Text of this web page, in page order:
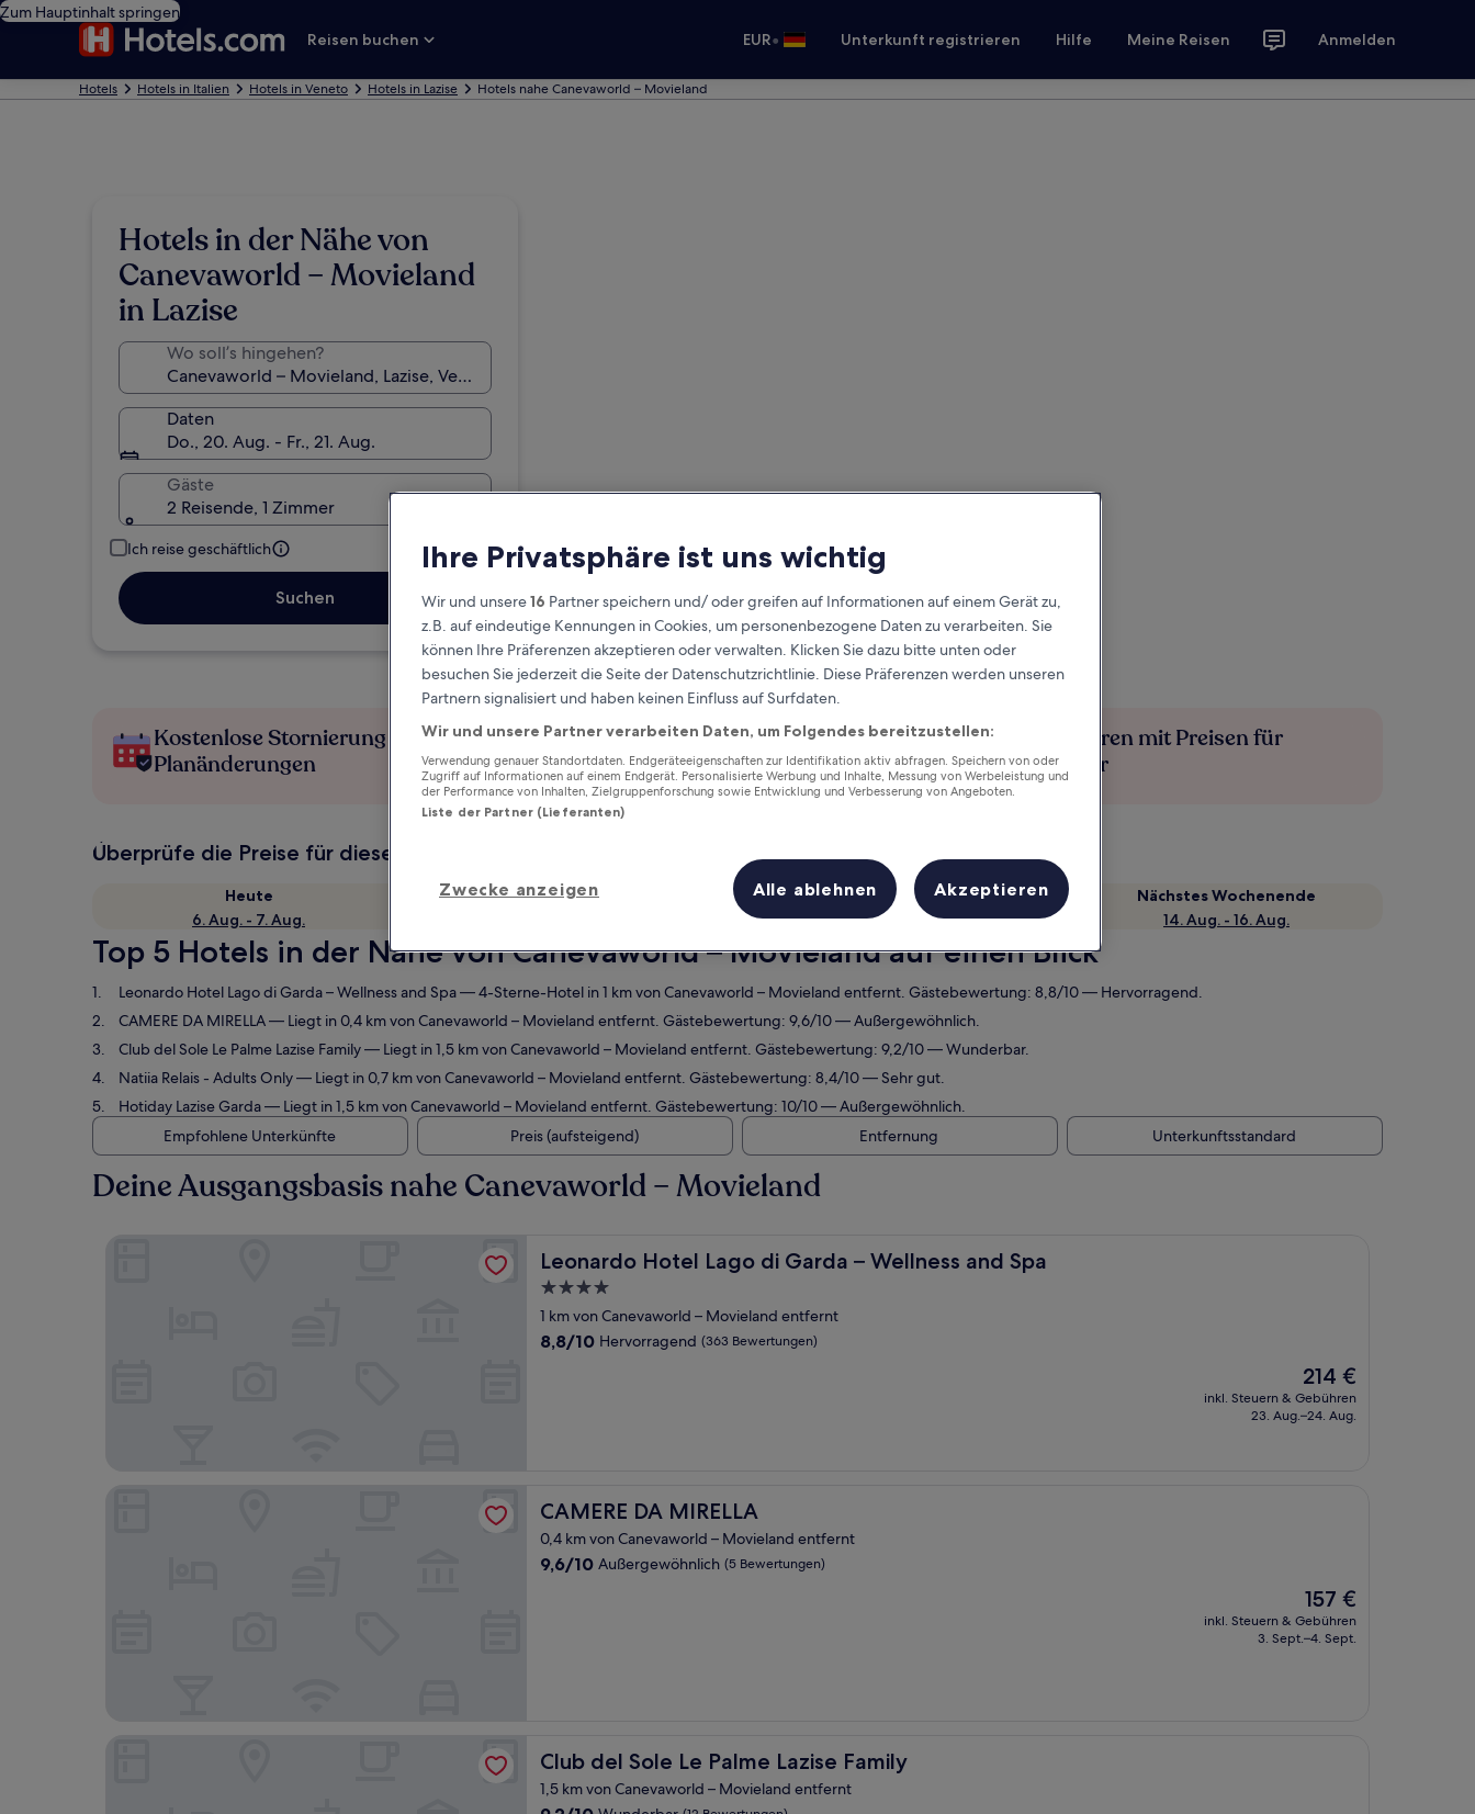
Zum Hauptinhalt springen
Reisen buchen
EUR• Unterkunft registrieren Hilfe Meine Reisen Anmelden
Hotels Hotels in Italien Hotels in Veneto Hotels in Lazise Hotels nahe Canevaworld – Movieland
Hotels in der Nähe von
Canevaworld – Movieland
in Lazise
Wo soll’s hingehen?
Daten
Do., 20. Aug. - Fr., 21. Aug.
Gäste
2 Reisende, 1 Zimmer
Ich reise geschäftlich
Suchen
Kostenlose Stornierung bei
Planänderungen
Verdiene Prämien für jede
wahrgenommene Übernachtung
Mehr sparen mit Preisen für
Mitglieder
Überprüfe die Preise für diese Daten
Heute
6. Aug. - 7. Aug.
Morgen
Dieses Wochenende
7. Aug. - 9. Aug.
Nächstes Wochenende
14. Aug. - 16. Aug.
Top 5 Hotels in der Nähe von Canevaworld – Movieland auf einen Blick
Leonardo Hotel Lago di Garda – Wellness and Spa— 4-Sterne-Hotel in 1 km von Canevaworld – Movieland entfernt. Gästebewertung: 8,8/10 — Hervorragend.
CAMERE DA MIRELLA— Liegt in 0,4 km von Canevaworld – Movieland entfernt. Gästebewertung: 9,6/10 — Außergewöhnlich.
Club del Sole Le Palme Lazise Family— Liegt in 1,5 km von Canevaworld – Movieland entfernt. Gästebewertung: 9,2/10 — Wunderbar.
Natiia Relais - Adults Only— Liegt in 0,7 km von Canevaworld – Movieland entfernt. Gästebewertung: 8,4/10 — Sehr gut.
Hotiday Lazise Garda— Liegt in 1,5 km von Canevaworld – Movieland entfernt. Gästebewertung: 10/10 — Außergewöhnlich.
Empfohlene Unterkünfte
Preis (aufsteigend) Entfernung Unterkunftsstandard
Deine Ausgangsbasis nahe Canevaworld – Movieland
Leonardo Hotel Lago di Garda – Wellness and Spa
Leonardo Hotel Lago di Garda – Wellness and Spa
4.0-
Sterne-
Unterkunft
1 km von Canevaworld – Movieland entfernt
8.8
8,8/10 Hervorragend (363 Bewertungen)
Der
Preis
beträgt
214 €
inkl. Steuern & Gebühren
23. Aug.–24. Aug.
Leonardo Hotel Lago di Garda – Wellness and Spa
CAMERE DA MIRELLA
CAMERE DA MIRELLA
0,4 km von Canevaworld – Movieland entfernt
9.6
9,6/10 Außergewöhnlich (5 Bewertungen)
Der
Preis
beträgt
157 €
inkl. Steuern & Gebühren
3. Sept.–4. Sept.
Club del Sole Le Palme Lazise Family
Club del Sole Le Palme Lazise Family
1,5 km von Canevaworld – Movieland entfernt
Ihre Privatsphäre ist uns wichtig
Wir und unsere16 Partner speichern und/ oder greifen auf Informationen auf einem Gerät zu,
z.B. auf eindeutige Kennungen in Cookies, um personenbezogene Daten zu verarbeiten. Sie
können Ihre Präferenzen akzeptieren oder verwalten. Klicken Sie dazu bitte unten oder
besuchen Sie jederzeit die Seite der Datenschutzrichtlinie. Diese Präferenzen werden unseren
Partnern signalisiert und haben keinen Einfluss auf Surfdaten.
Wir und unsere Partner verarbeiten Daten, um Folgendes bereitzustellen:
Verwendung genauer Standortdaten. Endgeräteeigenschaften zur Identifikation aktiv abfragen. Speichern von oder
Zugriff auf Informationen auf einem Endgerät. Personalisierte Werbung und Inhalte, Messung von Werbeleistung und
der Performance von Inhalten, Zielgruppenforschung sowie Entwicklung und Verbesserung von Angeboten.
Liste der Partner (Lieferanten)
Zwecke anzeigen Alle ablehnen Akzeptieren